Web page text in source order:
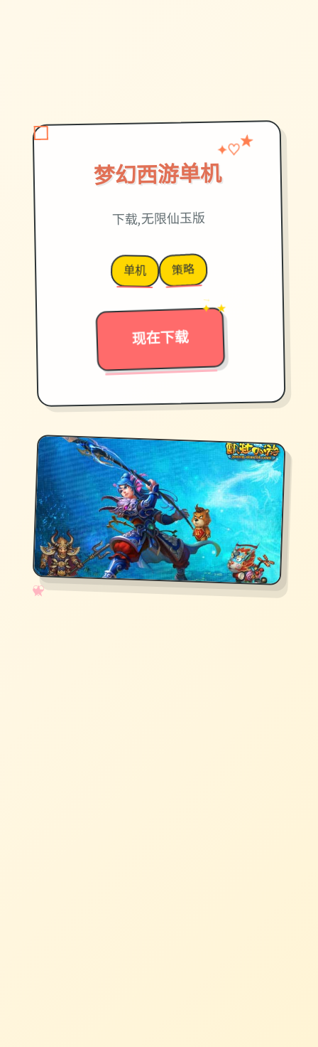
梦幻西游单机
✦♡★
下载,无限仙玉版
单机 策略
现在下载
→
✦ ★
✧
♡
★
♥